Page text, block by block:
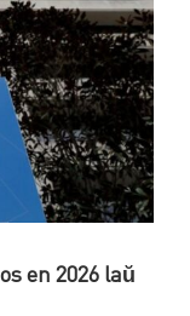
en 2026 laŭ